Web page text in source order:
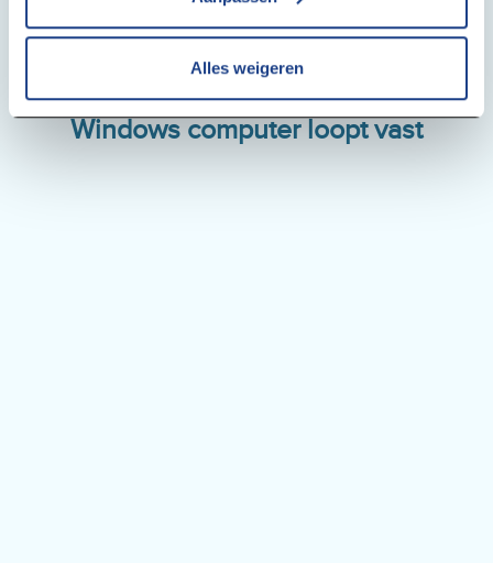
Alles weigeren
Windows computer loopt vast